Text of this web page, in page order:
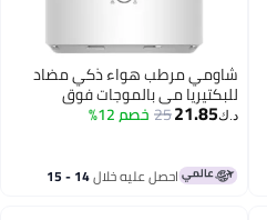
شاومي مرطب هواء ذكي مضاد
للبكتيريا مي بالموجات فوق
الصوتية 2
د.ك‏21.85
25 خصم 12%
احصل عليه خلال 14 - 15